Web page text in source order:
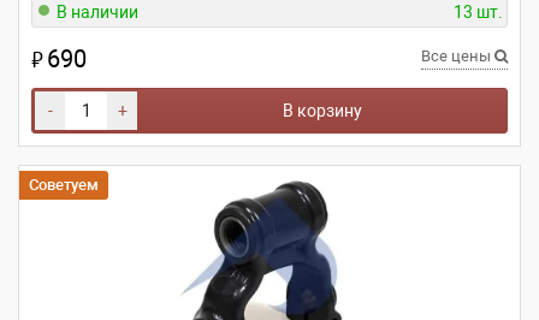
В наличии 13 шт.
₽690 Все цены
- + В корзину
Советуем